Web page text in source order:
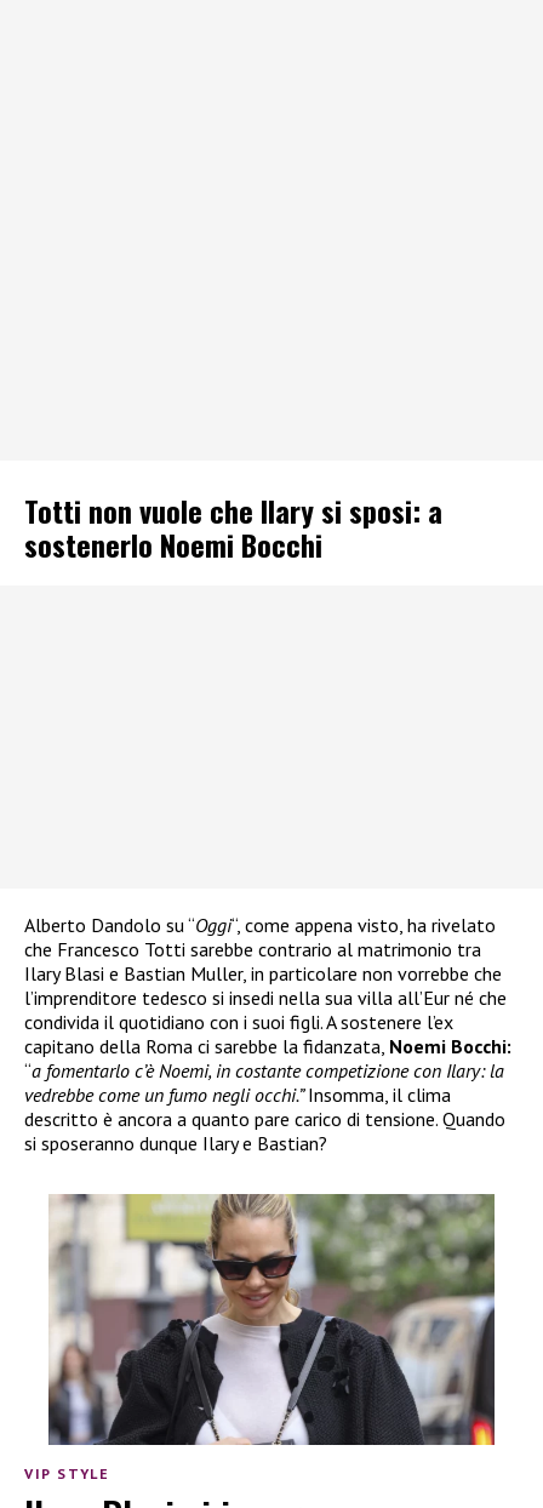
Totti non vuole che Ilary si sposi: a
sostenerlo Noemi Bocchi
Alberto Dandolo su “Oggi“, come appena visto, ha rivelato
che Francesco Totti sarebbe contrario al matrimonio tra
Ilary Blasi e Bastian Muller, in particolare non vorrebbe che
l’imprenditore tedesco si insedi nella sua villa all’Eur né che
condivida il quotidiano con i suoi figli. A sostenere l’ex
capitano della Roma ci sarebbe la fidanzata, Noemi Bocchi:
“a fomentarlo c’è Noemi, in costante competizione con Ilary: la
vedrebbe come un fumo negli occhi.”Insomma, il clima
descritto è ancora a quanto pare carico di tensione. Quando
si sposeranno dunque Ilary e Bastian?
VIP STYLE